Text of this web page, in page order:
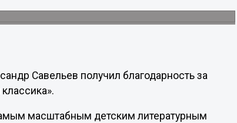
Савельев получил благодарность за
масштабным детским литературным